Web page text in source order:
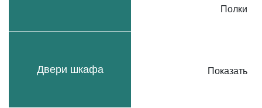
Двери шкафа
Полки
Показать